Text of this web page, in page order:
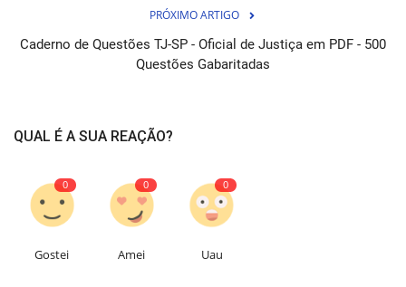
PRÓXIMO ARTIGO
Caderno de Questões TJ-SP - Oficial de Justiça em PDF - 500
Questões Gabaritadas
QUAL É A SUA REAÇÃO?
0
Gostei
0
Amei
0
Uau